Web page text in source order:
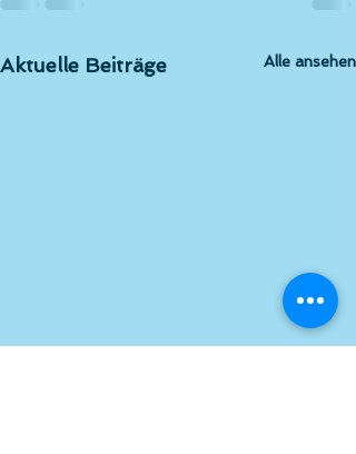
Aktuelle Beiträge Alle ansehen